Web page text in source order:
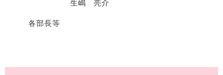
生嶋 亮介
各部長等